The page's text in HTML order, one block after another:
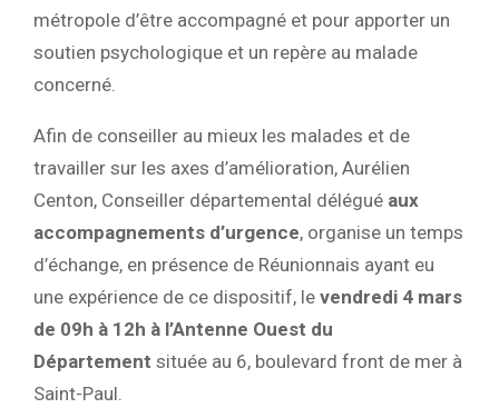
métropole d’être accompagné et pour apporter un
soutien psychologique et un repère au malade
concerné.
Afin de conseiller au mieux les malades et de
travailler sur les axes d’amélioration, Aurélien
Centon, Conseiller départemental délégué aux
accompagnements d’urgence, organise un temps
d’échange, en présence de Réunionnais ayant eu
une expérience de ce dispositif, le vendredi 4 mars
de 09h à 12h à l’Antenne Ouest du
Département située au 6, boulevard front de mer à
Saint-Paul.